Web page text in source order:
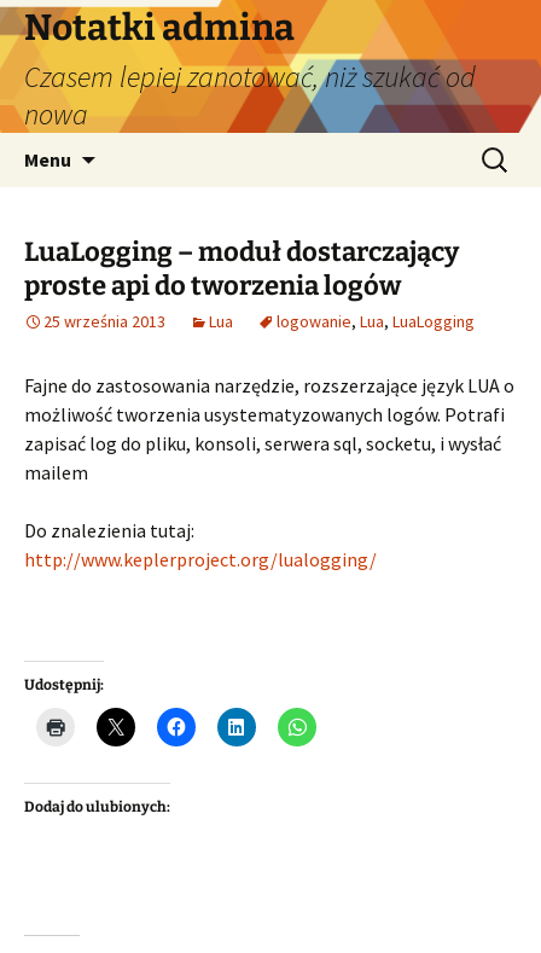
Przejdź
do
treści
Notatki admina
Czasem lepiej zanotować, niż szukać od
nowa
Menu Szukaj:
LuaLogging – moduł dostarczający
proste api do tworzenia logów
25 września 2013 Lua logowanie, Lua, LuaLogging
Fajne do zastosowania narzędzie, rozszerzające język LUA o
możliwość tworzenia usystematyzowanych logów. Potrafi
zapisać log do pliku, konsoli, serwera sql, socketu, i wysłać
mailem
Do znalezienia tutaj:
http://www.keplerproject.org/lualogging/
Udostępnij:
Dodaj do ulubionych: